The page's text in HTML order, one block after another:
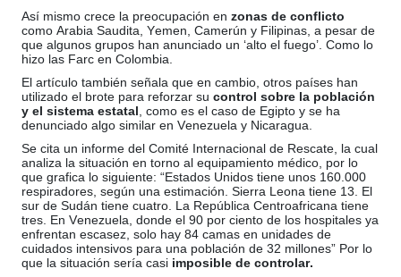
Así mismo crece la preocupación enzonas de conflicto
como Arabia Saudita, Yemen, Camerún y Filipinas, a pesar de
que algunos grupos han anunciado un ‘alto el fuego’. Como lo
hizo las Farc en Colombia.
El artículo también señala que en cambio, otros países han
utilizado el brote para reforzar sucontrol sobre la población
y el sistema estatal , como es el caso de Egipto y se ha
denunciado algo similar en Venezuela y Nicaragua.
Se cita un informe del Comité Internacional de Rescate, la cual
analiza la situación en torno al equipamiento médico, por lo
que grafica lo siguiente: “Estados Unidos tiene unos 160.000
respiradores, según una estimación. Sierra Leona tiene 13. El
sur de Sudán tiene cuatro. La República Centroafricana tiene
tres. En Venezuela, donde el 90 por ciento de los hospitales ya
enfrentan escasez, solo hay 84 camas en unidades de
cuidados intensivos para una población de 32 millones” Por lo
que la situación sería casi imposible de controlar.